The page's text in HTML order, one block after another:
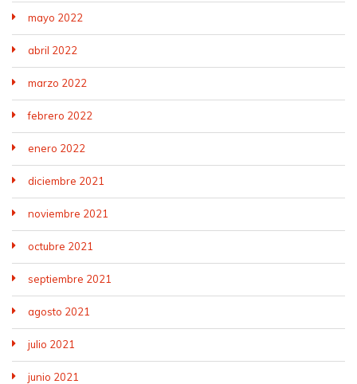
mayo 2022
abril 2022
marzo 2022
febrero 2022
enero 2022
diciembre 2021
noviembre 2021
octubre 2021
septiembre 2021
agosto 2021
julio 2021
junio 2021